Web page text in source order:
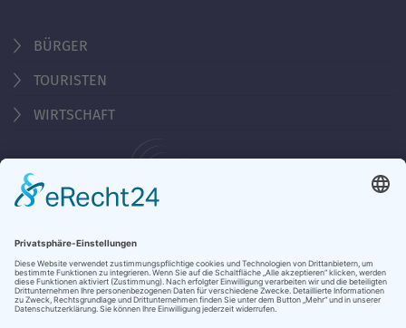
BÜRGER
TOURISTEN
WIRTSCHAFT
Behördennummer 115
KONTAKT
NOTRUFE & HOTLINES
JOBS
STADTANZEIGER
BROSCHÜREN
PRESSE
DATENSCHUTZ